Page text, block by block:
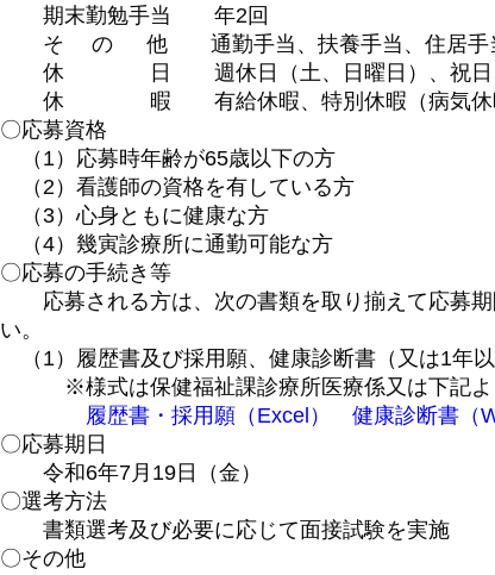
期末勤勉手当 年2回
そ の 他 通勤手当、扶養手当、住居手当
休 日 週休日（土、日曜日）、祝日、年
休 暇 有給休暇、特別休暇（病気休暇、
〇応募資格
（1）応募時年齢が65歳以下の方
（2）看護師の資格を有している方
（3）心身ともに健康な方
（4）幾寅診療所に通勤可能な方
〇応募の手続き等
応募される方は、次の書類を取り揃えて応募期
い。
（1）履歴書及び採用願、健康診断書（又は1年
※様式は保健福祉課診療所医療係又は下記よ
履歴書・採用願（Excel）
健康診断書（
〇応募期日
令和6年7月19日（金）
〇選考方法
書類選考及び必要に応じて面接試験を実施
〇その他